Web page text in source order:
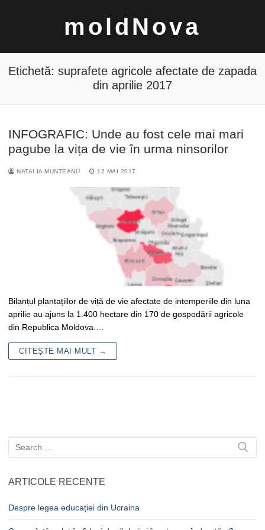
moldNova
Caută
după:
Etichetă: suprafete agricole afectate de zapada
din aprilie 2017
INFOGRAFIC: Unde au fost cele mai mari
pagube la vița de vie în urma ninsorilor
NATALIA MUNTEANU 12 MAI 2017
Bilanțul plantațiilor de viță de vie afectate de intemperiile din luna
aprilie au ajuns la 1.400 hectare din 170 de gospodării agricole
din Republica Moldova.…
CITEȘTE MAI MULT →
Caută
după:
ARTICOLE RECENTE
Despre legea educației din Ucraina